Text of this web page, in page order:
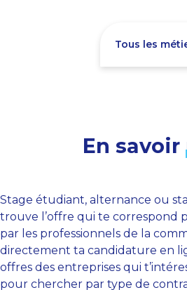
Tous les
En savoir
Stage étudiant, alternance ou
trouve l’offre qui te correspond
par les professionnels de la
directement ta candidature en
offres des entreprises qui
pour chercher par type de